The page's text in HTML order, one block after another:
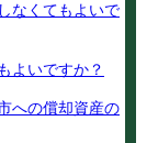
なくてもよいで
よいですか？
への償却資産の